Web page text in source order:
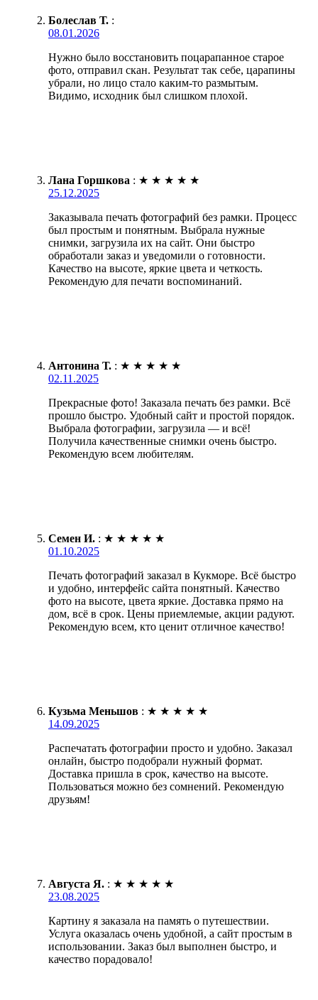
Болеслав Т. :
08.01.2026
Нужно было восстановить поцарапанное старое
фото, отправил скан. Результат так себе, царапины
убрали, но лицо стало каким-то размытым.
Видимо, исходник был слишком плохой.
Лана Горшкова : ★ ★ ★ ★ ★
25.12.2025
Заказывала печать фотографий без рамки. Процесс
был простым и понятным. Выбрала нужные
снимки, загрузила их на сайт. Они быстро
обработали заказ и уведомили о готовности.
Качество на высоте, яркие цвета и четкость.
Рекомендую для печати воспоминаний.
Антонина Т. : ★ ★ ★ ★ ★
02.11.2025
Прекрасные фото! Заказала печать без рамки. Всё
прошло быстро. Удобный сайт и простой порядок.
Выбрала фотографии, загрузила — и всё!
Получила качественные снимки очень быстро.
Рекомендую всем любителям.
Семен И. : ★ ★ ★ ★ ★
01.10.2025
Печать фотографий заказал в Кукморе. Всё быстро
и удобно, интерфейс сайта понятный. Качество
фото на высоте, цвета яркие. Доставка прямо на
дом, всё в срок. Цены приемлемые, акции радуют.
Рекомендую всем, кто ценит отличное качество!
Кузьма Меньшов : ★ ★ ★ ★ ★
14.09.2025
Распечатать фотографии просто и удобно. Заказал
онлайн, быстро подобрали нужный формат.
Доставка пришла в срок, качество на высоте.
Пользоваться можно без сомнений. Рекомендую
друзьям!
Августа Я. : ★ ★ ★ ★ ★
23.08.2025
Картину я заказала на память о путешествии.
Услуга оказалась очень удобной, а сайт простым в
использовании. Заказ был выполнен быстро, и
качество порадовало!